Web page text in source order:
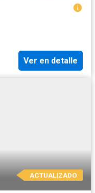
Ver en detalle
ACTUALIZADO